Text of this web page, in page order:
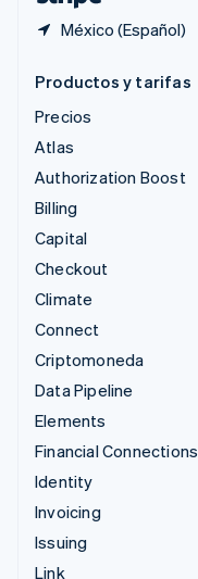
México (Español)
Productos y tarifas
Precios
Atlas
Authorization Boost
Billing
Capital
Checkout
Climate
Connect
Criptomoneda
Data Pipeline
Elements
Financial Connections
Identity
Invoicing
Issuing
Link